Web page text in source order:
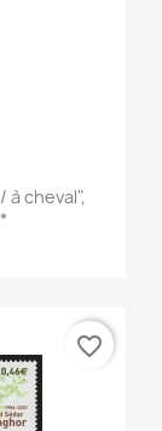
à cheval",
favorite_border